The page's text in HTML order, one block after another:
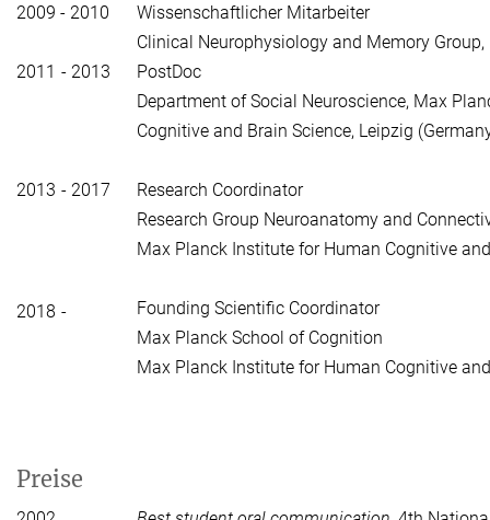
2009 - 2010
Wissenschaftlicher Mitarbeiter
Clinical Neurophysiology and Memory Group,
2011 - 2013
2013 - 2017
2018 -
PostDoc
Department of Social Neuroscience, Max
Cognitive and Brain Science, Leipzig
Research Coordinator
Research Group Neuroanatomy and
Max Planck Institute for Human Cognitive
Founding Scientific Coordinator
Max Planck School of Cognition
Max Planck Institute for Human Cognitive
Preise